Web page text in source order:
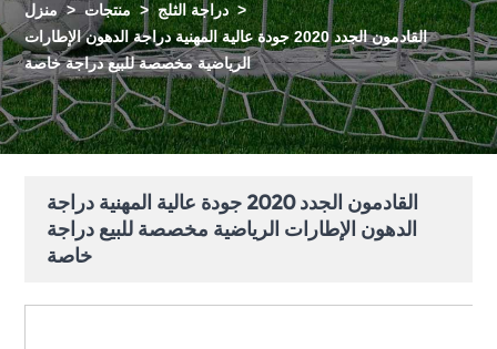
منزل > منتجات > دراجة الثلج >
القادمون الجدد 2020 جودة عالية المهنية دراجة الدهون الإطارات
الرياضية مخصصة للبيع دراجة خاصة
القادمون الجدد 2020 جودة عالية المهنية دراجة
الدهون الإطارات الرياضية مخصصة للبيع دراجة
خاصة